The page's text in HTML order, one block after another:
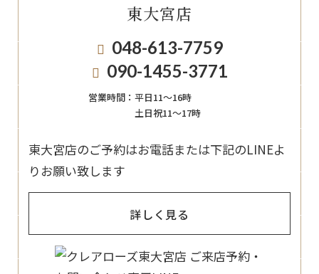
東大宮店
048-613-7759
090-1455-3771
営業時間： 平日11〜16時
土日祝11〜17時
東大宮店のご予約はお電話または下記のLINEよ
りお願い致します
詳しく見る